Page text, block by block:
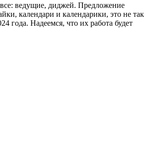
ведущие, диджей. Предложение
календари и календарики, это не так
года. Надеемся, что их работа будет